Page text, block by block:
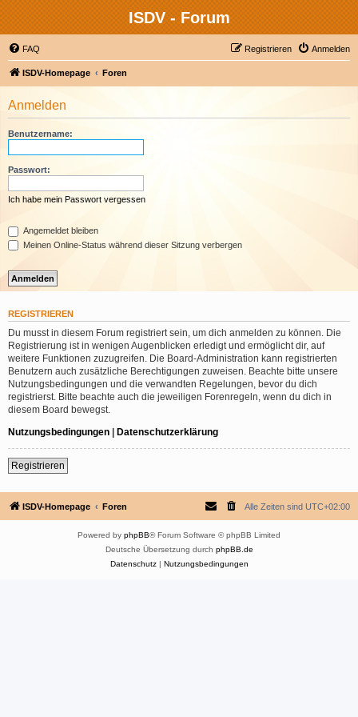
ISDV - Forum
FAQ Anmelden
Registrieren
ISDV-Homepage Foren
Anmelden
Benutzername:
Passwort:
Ich habe mein Passwort vergessen
Angemeldet bleiben
Meinen Online-Status während dieser Sitzung verbergen
REGISTRIEREN
Du musst in diesem Forum registriert sein, um dich anmelden zu können. Die
Registrierung ist in wenigen Augenblicken erledigt und ermöglicht dir, auf
weitere Funktionen zuzugreifen. Die Board-Administration kann registrierten
Benutzern auch zusätzliche Berechtigungen zuweisen. Beachte bitte unsere
Nutzungsbedingungen und die verwandten Regelungen, bevor du dich
registrierst. Bitte beachte auch die jeweiligen Forenregeln, wenn du dich in
diesem Board bewegst.
Nutzungsbedingungen | Datenschutzerklärung
Registrieren
ISDV-Homepage Foren Alle Zeiten sind UTC+02:00
Powered by phpBB® Forum Software © phpBB Limited
Deutsche Übersetzung durch phpBB.de
Datenschutz| Nutzungsbedingungen